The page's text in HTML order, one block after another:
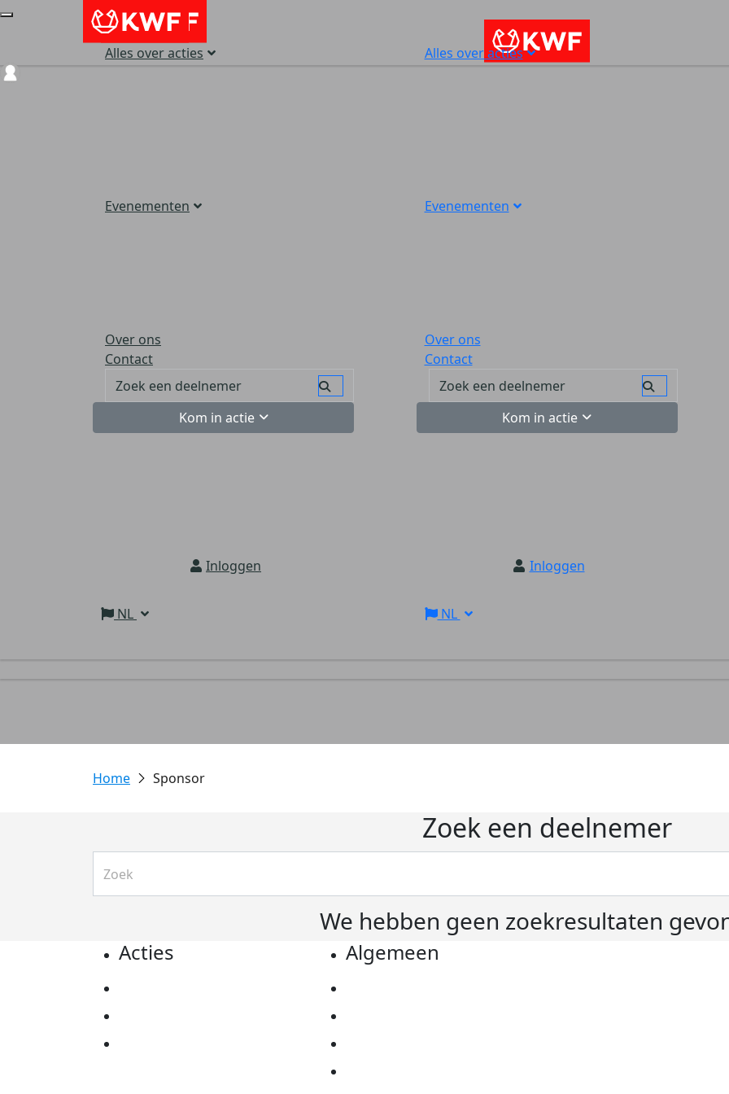
Alles over acties
Evenementen
Over ons
Contact
Kom in actie
Inloggen
NL
Alles over acties
Evenementen
Over ons
Contact
Kom in actie
Inloggen
NL
Sponsor
Zoek een deelnemer
We hebben geen zoekresultaten
Acties Algemeen